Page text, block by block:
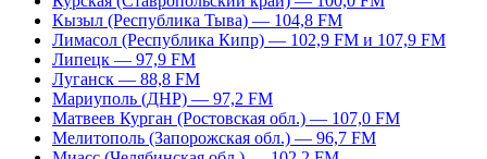
Кызыл (Республика Тыва) — 104,8 FM
Лимасол (Республика Кипр) — 102,9 FM и 107,9 FM
Липецк — 97,9 FM
Луганск — 88,8 FM
Мариуполь (ДНР) — 97,2 FM
Матвеев Курган (Ростовская обл.) — 107,0 FM
Мелитополь (Запорожская обл.) — 96,7 FM